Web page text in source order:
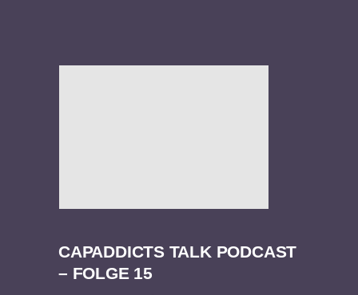
CAPADDICTS TALK PODCAST
– FOLGE 15